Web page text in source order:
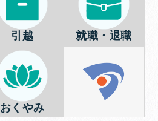
引越 就職・退職
おくやみ